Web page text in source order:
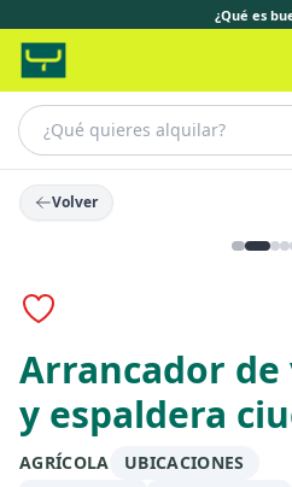
¿Qué es
Volver
Arrancador de
y espaldera
AGRÍCOLA
UBICACIONES